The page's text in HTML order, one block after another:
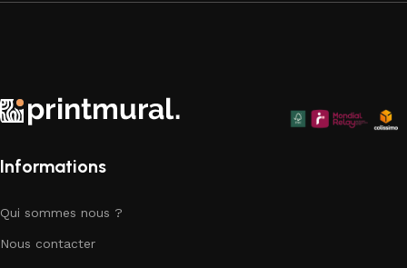
parfaite pour compléter votre décor.
Informations
Qui sommes nous ?
Nous contacter